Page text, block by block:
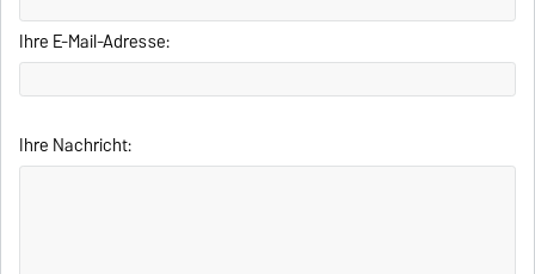
Ihre E-Mail-Adresse:
Ihre Nachricht: